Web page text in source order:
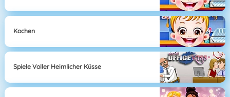
Kochen
Spiele Voller Heimlicher Küsse